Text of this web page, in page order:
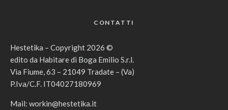
CONTATTI
Hestetika – Copyright 2026 ©
edito da Habitare di Boga Emilio S.r.l.
Via Fiume, 63 – 21049 Tradate – (Va)
P.Iva/C.F. IT04027180969
Mail: workin@hestetika.it